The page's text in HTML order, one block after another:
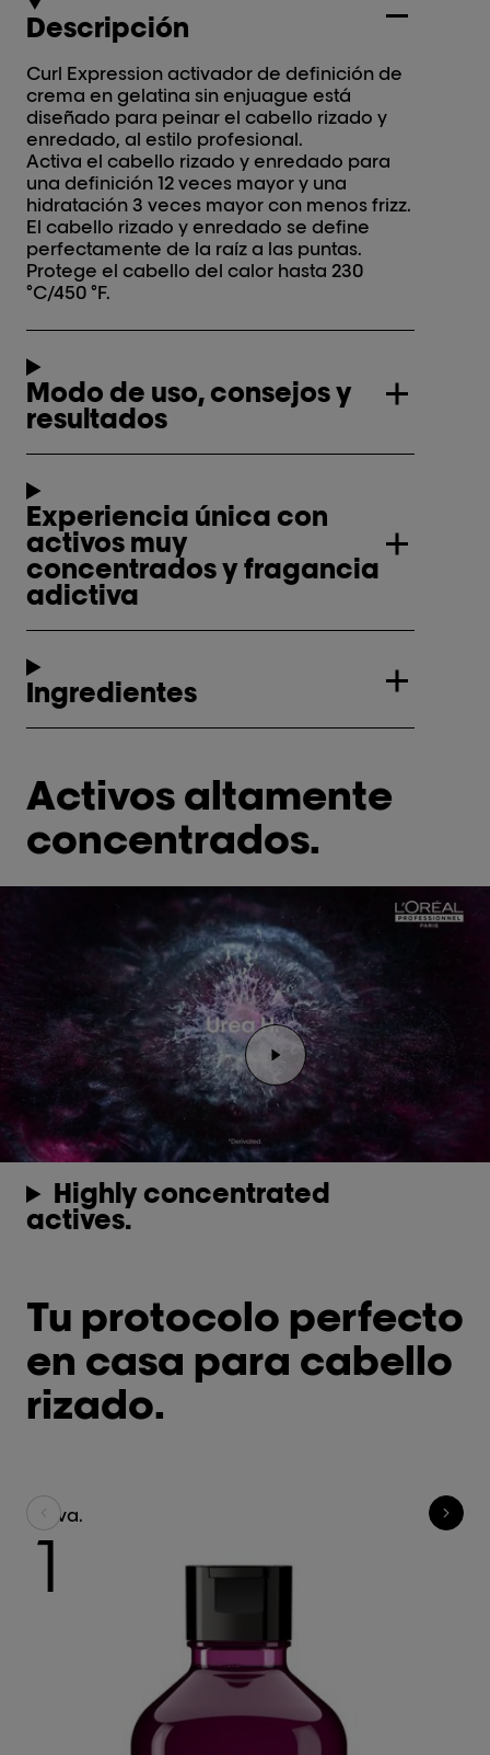
Descripción
Curl Expression activador de definición de
crema en gelatina sin enjuague está
diseñado para peinar el cabello rizado y
enredado, al estilo profesional.
Activa el cabello rizado y enredado para
una definición 12 veces mayor y una
hidratación 3 veces mayor con menos frizz.
El cabello rizado y enredado se define
perfectamente de la raíz a las puntas.
Protege el cabello del calor hasta 230
°C/450 °F.
Modo de uso, consejos y
resultados
Experiencia única con
activos muy
concentrados y fragancia
adictiva
Ingredientes
Activos altamente
concentrados.
Reproducir el video
Highly concentrated
actives.
Tu protocolo perfecto
en casa para cabello
rizado.
Lava.
1